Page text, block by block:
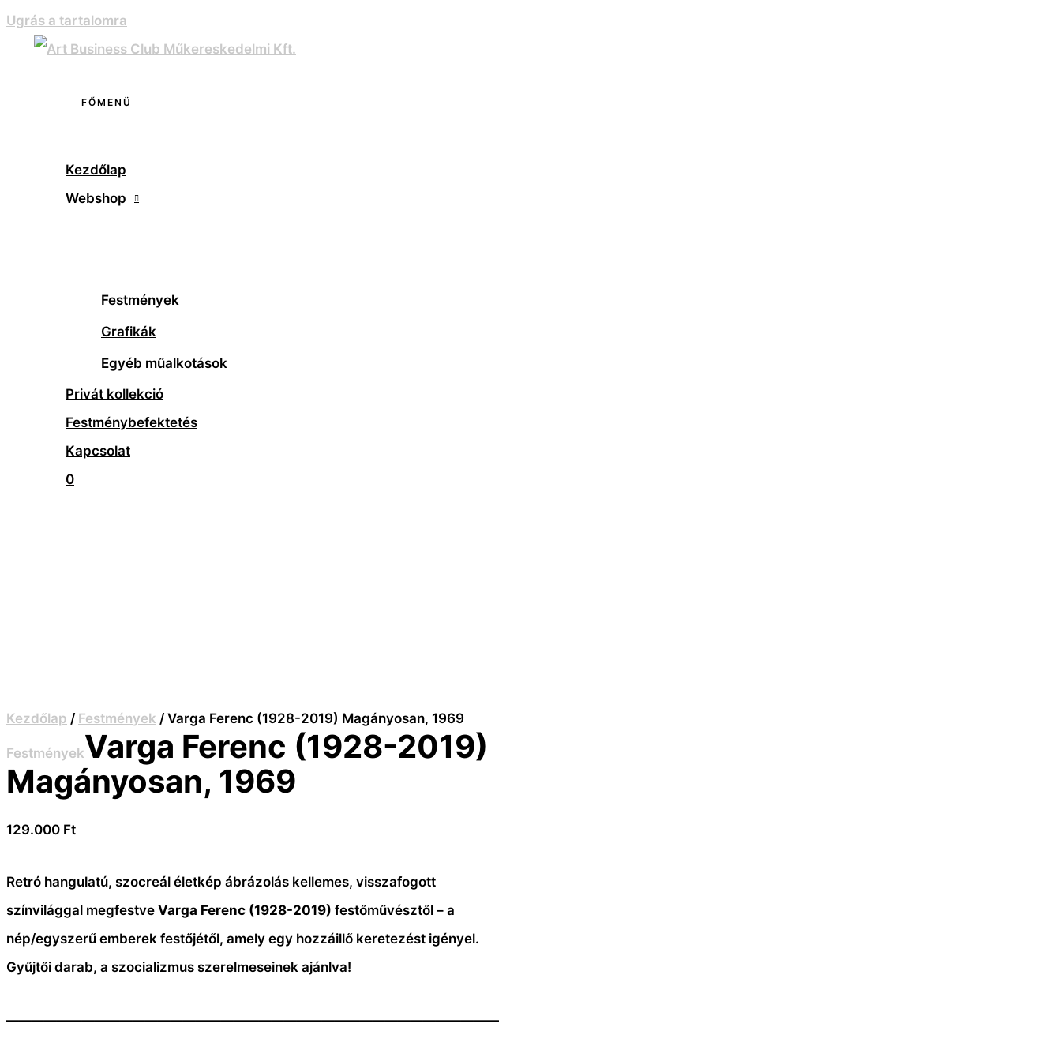
Ugrás a tartalomra
FŐMENÜ
Kezdőlap
Webshop
Festmények
Grafikák
Egyéb műalkotások
Privát kollekció
Festménybefektetés
Kapcsolat
0
Kezdőlap / Festmények / Varga Ferenc (1928-2019) Magányosan, 1969
FestményekVarga Ferenc (1928-2019)
Magányosan, 1969
129.000 Ft
Retró hangulatú, szocreál életkép ábrázolás kellemes, visszafogott
színvilággal megfestve Varga Ferenc (1928-2019) festőművésztől – a
nép/egyszerű emberek festőjétől, amely egy hozzáillő keretezést igényel.
Gyűjtői darab, a szocializmus szerelmeseinek ajánlva!
———————————————————————————————————————